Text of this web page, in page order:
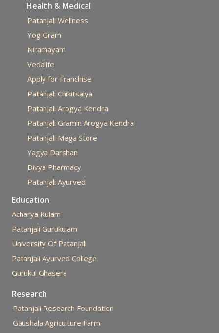
Health & Medical
Patanjali Wellness
Yog Gram
Niramayam
Vedalife
Apply for Franchise
Patanjali Chikitsalya
Patanjali Arogya Kendra
Patanjali Gramin Arogya Kendra
Patanjali Mega Store
Yagya Darshan
Divya Pharmacy
Patanjali Ayurved
Education
Acharya Kulam
Patanjali Gurukulam
University Of Patanjali
Patanjali Ayurved College
Gurukul Ghasera
Research
Patanjali Research Foundation
Gaushala Agriculture Farm